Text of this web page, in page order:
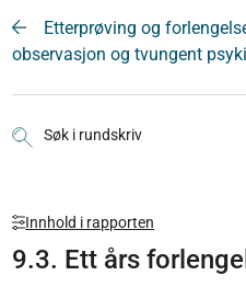
Etterprøving og
observasjon og tvungent
Søk i rundskriv
Innhold i rapporten
9.3. Ett års